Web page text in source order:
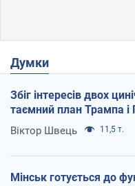
Думки
Збіг інтересів двох
таємний план Трампа і
Віктор Швець 11,5 т.
Мінськ готується до